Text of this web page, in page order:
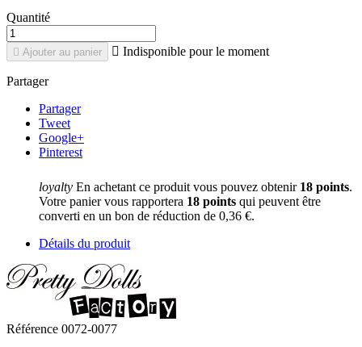
Quantité
 Ajouter au panier  Indisponible pour le moment
Partager
Partager
Tweet
Google+
Pinterest
loyalty En achetant ce produit vous pouvez obtenir 18 points.
Votre panier vous rapportera 18 points qui peuvent être
converti en un bon de réduction de 0,36 €.
Détails du produit
Référence 0072-0077